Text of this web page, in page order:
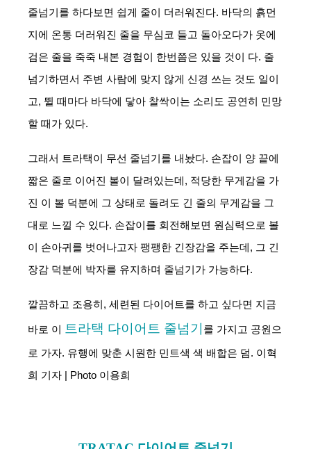
줄넘기를 하다보면 쉽게 줄이 더러워진다. 바닥의 흙먼
지에 온통 더러워진 줄을 무심코 들고 돌아오다가 옷에
검은 줄을 죽죽 내본 경험이 한번쯤은 있을 것이 다. 줄
넘기하면서 주변 사람에 맞지 않게 신경 쓰는 것도 일이
고, 뛸 때마다 바닥에 닿아 찰싹이는 소리도 공연히 민망
할 때가 있다.
그래서 트라택이 무선 줄넘기를 내놨다. 손잡이 양 끝에
짧은 줄로 이어진 볼이 달려있는데, 적당한 무게감을 가
진 이 볼 덕분에 그 상태로 돌려도 긴 줄의 무게감을 그
대로 느낄 수 있다. 손잡이를 회전해보면 원심력으로 볼
이 손아귀를 벗어나고자 팽팽한 긴장감을 주는데, 그 긴
장감 덕분에 박자를 유지하며 줄넘기가 가능하다.
깔끔하고 조용히, 세련된 다이어트를 하고 싶다면 지금
바로 이 트라택 다이어트 줄넘기 를 가지고 공원으
로 가자. 유행에 맞춘 시원한 민트색 색 배합은 덤. 이혁
희 기자 | Photo 이용희